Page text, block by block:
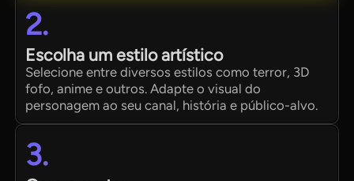
2.
Escolha um estilo artístico
Selecione entre diversos estilos como terror, 3D
fofo, anime e outros. Adapte o visual do
personagem ao seu canal, história e público-alvo.
3.